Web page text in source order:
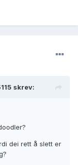
skrev:
dei rett å slett er